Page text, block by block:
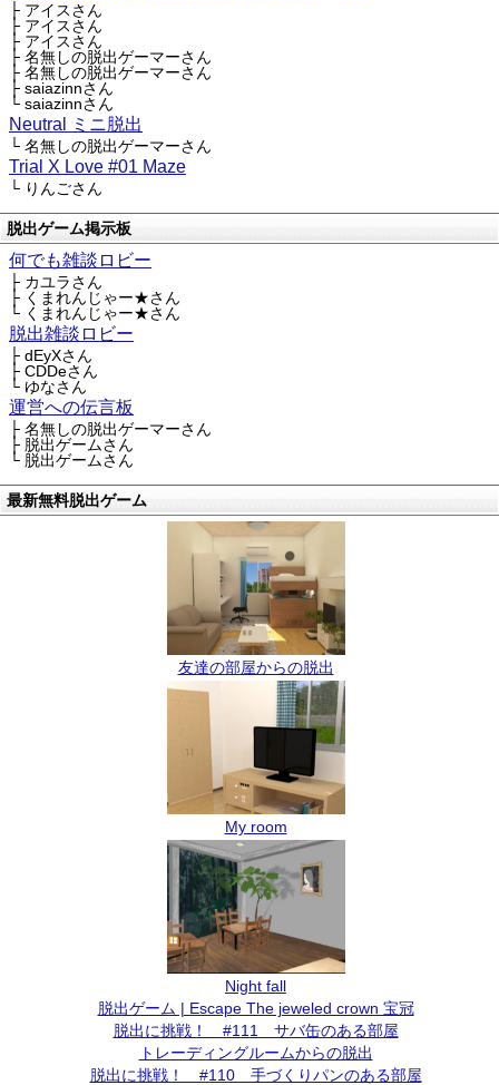
├ アイスさん
├ アイスさん
├ アイスさん
├ 名無しの脱出ゲーマーさん
├ 名無しの脱出ゲーマーさん
├ saiazinnさん
└ saiazinnさん
Neutral ミニ脱出
└ 名無しの脱出ゲーマーさん
Trial X Love #01 Maze
└ りんごさん
脱出ゲーム掲示板
何でも雑談ロビー
├ カユラさん
├ くまれんじゃー★さん
└ くまれんじゃー★さん
脱出雑談ロビー
├ dEyXさん
├ CDDeさん
└ ゆなさん
運営への伝言板
├ 名無しの脱出ゲーマーさん
├ 脱出ゲームさん
└ 脱出ゲームさん
最新無料脱出ゲーム
友達の部屋からの脱出
My room
Night fall
脱出ゲーム | Escape The jeweled crown 宝冠
脱出に挑戦！ #111 サバ缶のある部屋
トレーディングルームからの脱出
脱出に挑戦！ #110 手づくりパンのある部屋